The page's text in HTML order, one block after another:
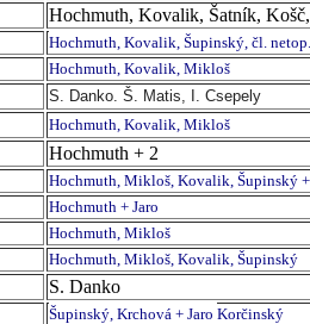
Hochmuth, Kovalik, Šatník, Košč,
Hochmuth, Kovalik, Šupinský, čl. netop.
Hochmuth, Kovalik, Mikloš
S. Danko. Š. Matis, I. Csepely
Hochmuth, Kovalik, Mikloš
Hochmuth + 2
Hochmuth, Mikloš, Kovalik, Šupinský
Hochmuth + Jaro
Hochmuth, Mikloš
Hochmuth, Mikloš, Kovalik, Šupinský
S. Danko
Šupinský, Krchová + Jaro Korčinský